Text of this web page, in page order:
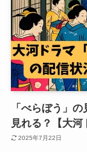
「べらぼう」
見れる？【大河
2025年7月22日